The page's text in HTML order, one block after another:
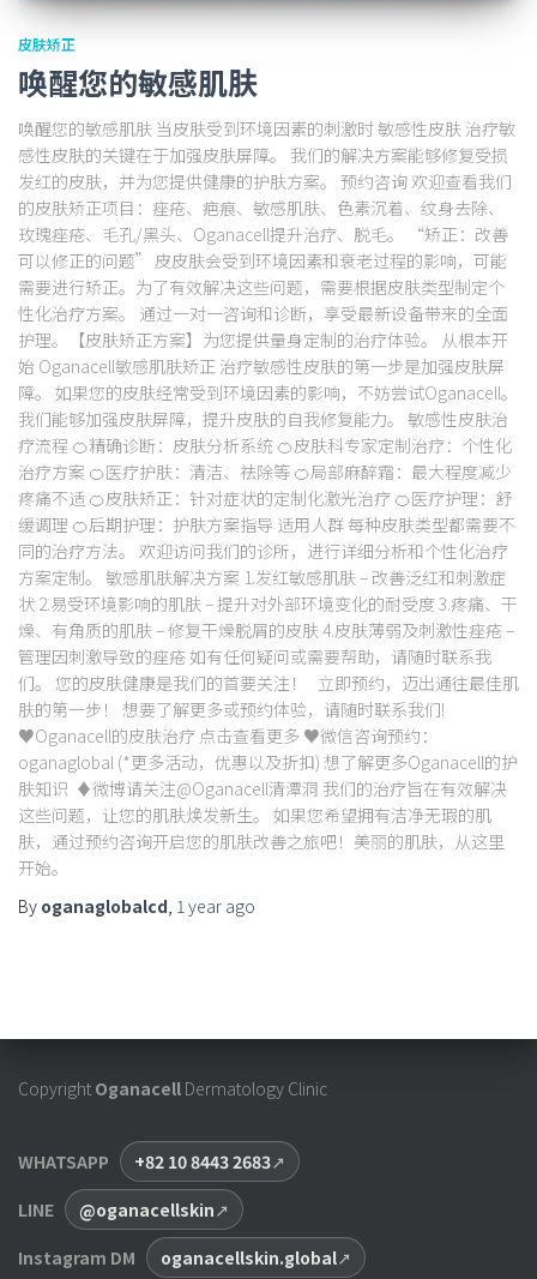
皮肤矫正
唤醒您的敏感肌肤
唤醒您的敏感肌肤 当皮肤受到环境因素的刺激时 敏感性皮肤 治疗敏
感性皮肤的关键在于加强皮肤屏障。 我们的解决方案能够修复受损
发红的皮肤，并为您提供健康的护肤方案。 预约咨询 欢迎查看我们
的皮肤矫正项目：痤疮、疤痕、敏感肌肤、色素沉着、纹身去除、
玫瑰痤疮、毛孔/黑头、Oganacell提升治疗、脱毛。 “矫正：改善
可以修正的问题” 皮皮肤会受到环境因素和衰老过程的影响，可能
需要进行矫正。为了有效解决这些问题，需要根据皮肤类型制定个
性化治疗方案。 通过一对一咨询和诊断，享受最新设备带来的全面
护理。【皮肤矫正方案】为您提供量身定制的治疗体验。 从根本开
始 Oganacell敏感肌肤矫正 治疗敏感性皮肤的第一步是加强皮肤屏
障。 如果您的皮肤经常受到环境因素的影响，不妨尝试Oganacell。
我们能够加强皮肤屏障，提升皮肤的自我修复能力。 敏感性皮肤治
疗流程 🍊精确诊断：皮肤分析系统 🍊皮肤科专家定制治疗：个性化
治疗方案 🍊医疗护肤：清洁、祛除等 🍊局部麻醉霜：最大程度减少
疼痛不适 🍊皮肤矫正：针对症状的定制化激光治疗 🍊医疗护理：舒
缓调理 🍊后期护理：护肤方案指导 适用人群 每种皮肤类型都需要不
同的治疗方法。 欢迎访问我们的诊所，进行详细分析和个性化治疗
方案定制。 敏感肌肤解决方案 1.发红敏感肌肤 – 改善泛红和刺激症
状 2.易受环境影响的肌肤 – 提升对外部环境变化的耐受度 3.疼痛、干
燥、有角质的肌肤 – 修复干燥脱屑的皮肤 4.皮肤薄弱及刺激性痤疮 –
管理因刺激导致的痤疮 如有任何疑问或需要帮助，请随时联系我
们。 您的皮肤健康是我们的首要关注！ 立即预约，迈出通往最佳肌
肤的第一步！ 想要了解更多或预约体验，请随时联系我们!
♥Oganacell的皮肤治疗 点击查看更多 ♥微信咨询预约：
oganaglobal (*更多活动，优惠以及折扣) 想了解更多Oganacell的护
肤知识 ♦微博请关注@Oganacell清潭洞 我们的治疗旨在有效解决
这些问题，让您的肌肤焕发新生。 如果您希望拥有洁净无瑕的肌
肤，通过预约咨询开启您的肌肤改善之旅吧！美丽的肌肤，从这里
开始。
By oganaglobalcd, 1 year ago
Copyright Oganacell Dermatology Clinic
WHATSAPP
+82 10 8443 2683
LINE
@oganacellskin
Instagram DM
oganacellskin.global